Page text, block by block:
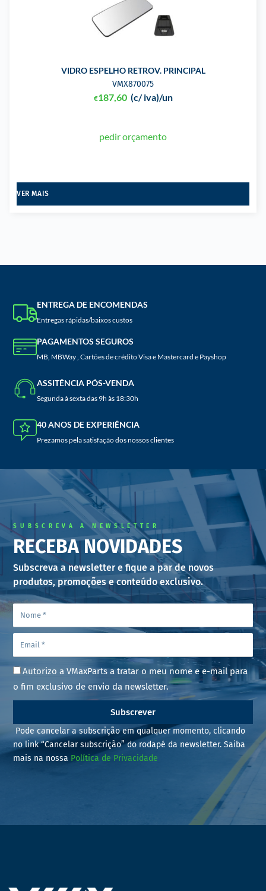
VIDRO ESPELHO RETROV. PRINCIPAL
VMX870075
€187,60 (c/ iva)/un
pedir orçamento
VER MAIS
ENTREGA DE ENCOMENDAS
Entregas rápidas/baixos custos
PAGAMENTOS SEGUROS
MB, MBWay , Cartões de crédito Visa e Mastercard e Payshop
ASSITÊNCIA PÓS-VENDA
Segunda à sexta das 9h às 18:30h
40 ANOS DE EXPERIÊNCIA
Prezamos pela satisfação dos nossos clientes
SUBSCREVA A NEWSLETTER
RECEBA NOVIDADES
Subscreva a newsletter e fique a par de novos
produtos, promoções e conteúdo exclusivo.
Autorizo a VMaxParts a tratar o meu nome e e-mail para
o fim exclusivo de envio da newsletter.
Subscrever
Pode cancelar a subscrição em qualquer momento, clicando
no link “Cancelar subscrição” do rodapé da newsletter. Saiba
mais na nossa Política de Privacidade